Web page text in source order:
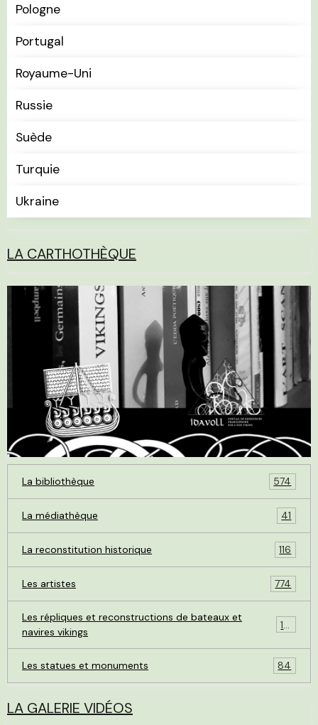
Pologne
Portugal
Royaume-Uni
Russie
Suède
Turquie
Ukraine
LA CARTHOTHÈQUE
La bibliothèque 574
La médiathèque 41
La reconstitution historique 116
Les artistes 774
Les répliques et reconstructions de bateaux et
navires vikings
119
Les statues et monuments 84
LA GALERIE VIDÉOS